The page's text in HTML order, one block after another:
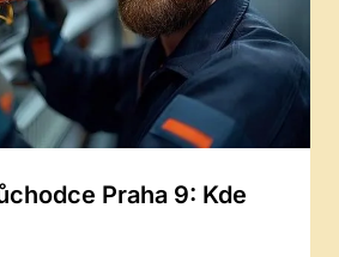
Praha 9: Kde